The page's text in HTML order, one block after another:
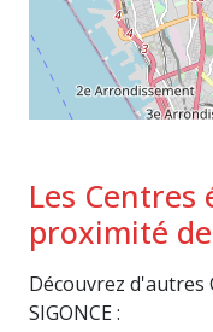
Les Centres
proximité
Découvrez d'autres
SIGONCE :